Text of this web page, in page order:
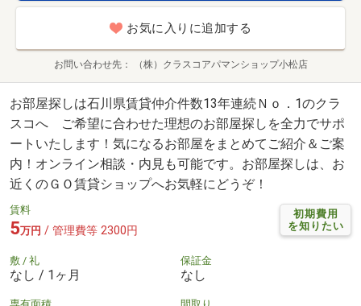
お気に入りに追加する
お問い合わせ先 （株）クラスコアパマンショップ小松店
お部屋探しは石川県賃貸仲介件数13年連続Ｎｏ．1のクラ
スコへ ご希望に合わせた理想のお部屋探しを全力でサポ
ートいたします！気になるお部屋をまとめてご紹介＆ご案
内！オンライン相談・内見も可能です。お部屋探しは、お
近くのＧＯ賃貸ショップへお気軽にどうぞ！
初期費用
を知りたい
賃料
5万円 / 管理費等 2300円
敷 / 礼
なし / 1ヶ月
保証金
なし